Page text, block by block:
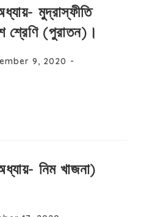
মুদ্রাস্ফীতি
শ্রেণি (পুরাতন)।
9, 2020
নিম খাজনা)